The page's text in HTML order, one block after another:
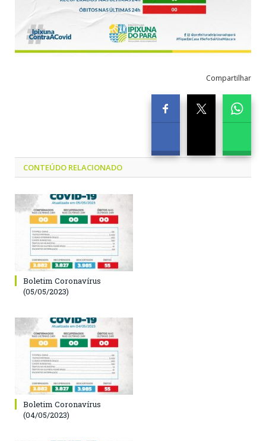
Compartilhar
CONTEÚDO RELACIONADO
Boletim Coronavírus
(05/05/2023)
Boletim Coronavírus
(04/05/2023)